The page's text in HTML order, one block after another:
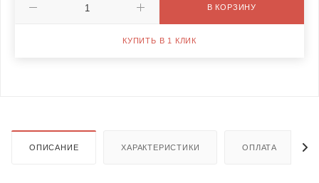
В КОРЗИНУ
КУПИТЬ В 1 КЛИК
ОПИСАНИЕ ХАРАКТЕРИСТИКИ ОПЛАТА